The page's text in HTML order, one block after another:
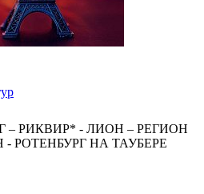
– РИКВИР* - ЛИОН – РЕГИОН
РОТЕНБУРГ НА ТАУБЕРЕ